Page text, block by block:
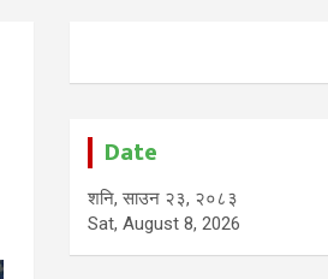
Date
शनि, साउन २३, २०८३
Sat, August 8, 2026